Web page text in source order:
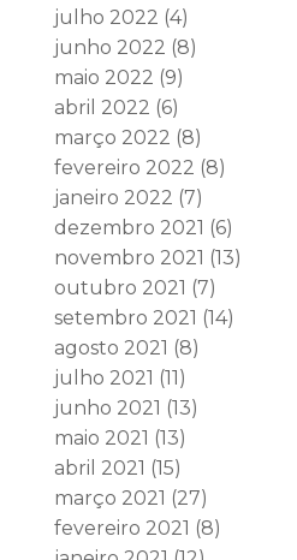
julho 2022 (4)
junho 2022 (8)
maio 2022 (9)
abril 2022 (6)
março 2022 (8)
fevereiro 2022 (8)
janeiro 2022 (7)
dezembro 2021 (6)
novembro 2021 (13)
outubro 2021 (7)
setembro 2021 (14)
agosto 2021 (8)
julho 2021 (11)
junho 2021 (13)
maio 2021 (13)
abril 2021 (15)
março 2021 (27)
fevereiro 2021 (8)